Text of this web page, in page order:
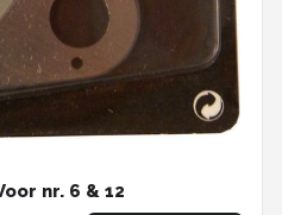
nr. 6 & 12